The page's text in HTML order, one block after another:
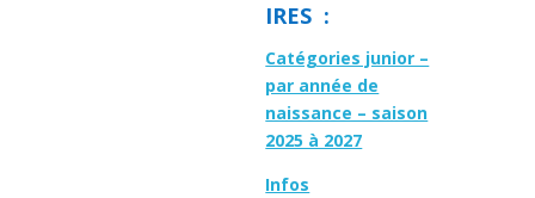
IRES :
Catégories junior –
par année de
naissance – saison
2025 à 2027
Infos